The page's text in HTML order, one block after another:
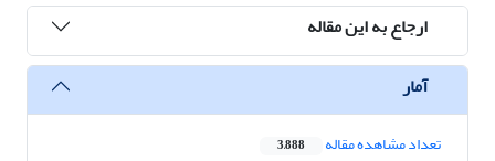
ارجاع به این مقاله
آمار
تعداد مشاهده مقاله 3,888